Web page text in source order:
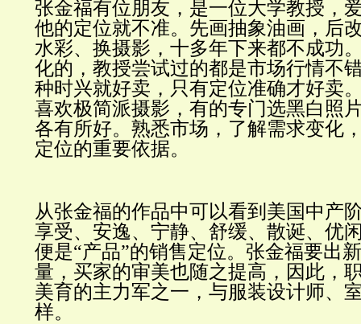
张金福有位朋友，是一位大学教授，
他的定位就不准。先画抽象油画，后
水彩、换摄影，十多年下来都不成功
化的，教授尝试过的都是市场行情不
种时兴就好卖，只有定位准确才好卖
喜欢极简派摄影，有的专门选黑白照
各有所好。熟悉市场，了解需求变化
定位的重要依据。
从张金福的作品中可以看到美国中产
享受、安逸、宁静、舒缓、散诞、优
便是“产品”的销售定位。张金福要出
量，买家的审美也随之提高，因此，
美育的主力军之一，与服装设计师、
样。